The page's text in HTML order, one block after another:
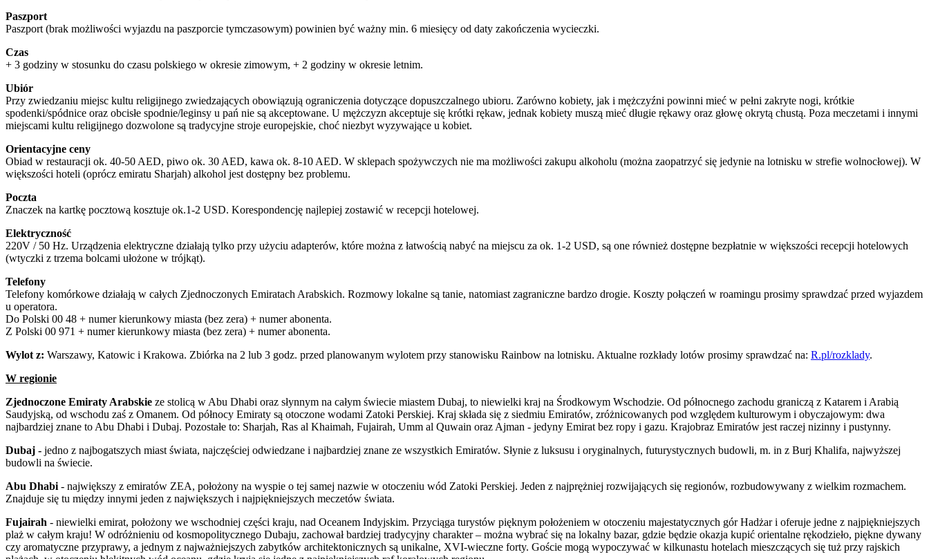
Paszport
Paszport (brak możliwości wyjazdu na paszporcie tymczasowym) powinien być ważny min. 6 miesięcy od daty zakończenia wycieczki.
Czas
+ 3 godziny w stosunku do czasu polskiego w okresie zimowym, + 2 godziny w okresie letnim.
Ubiór
Przy zwiedzaniu miejsc kultu religijnego zwiedzających obowiązują ograniczenia dotyczące dopuszczalnego ubioru. Zarówno kobiety, jak i mężczyźni powinni mieć w pełni zakryte nogi, krótkie
spodenki/spódnice oraz obcisłe spodnie/leginsy u pań nie są akceptowane. U mężczyzn akceptuje się krótki rękaw, jednak kobiety muszą mieć długie rękawy oraz głowę okrytą chustą. Poza meczetami i innymi
miejscami kultu religijnego dozwolone są tradycyjne stroje europejskie, choć niezbyt wyzywające u kobiet.
Orientacyjne ceny
Obiad w restauracji ok. 40-50 AED, piwo ok. 30 AED, kawa ok. 8-10 AED. W sklepach spożywczych nie ma możliwości zakupu alkoholu (można zaopatrzyć się jedynie na lotnisku w strefie wolnocłowej). W
większości hoteli (oprócz emiratu Sharjah) alkohol jest dostępny bez problemu.
Poczta
Znaczek na kartkę pocztową kosztuje ok.1-2 USD. Korespondencję najlepiej zostawić w recepcji hotelowej.
Elektryczność
220V / 50 Hz. Urządzenia elektryczne działają tylko przy użyciu adapterów, które można z łatwością nabyć na miejscu za ok. 1-2 USD, są one również dostępne bezpłatnie w większości recepcji hotelowych
(wtyczki z trzema bolcami ułożone w trójkąt).
Telefony
Telefony komórkowe działają w całych Zjednoczonych Emiratach Arabskich. Rozmowy lokalne są tanie, natomiast zagraniczne bardzo drogie. Koszty połączeń w roamingu prosimy sprawdzać przed wyjazdem
u operatora.
Do Polski 00 48 + numer kierunkowy miasta (bez zera) + numer abonenta.
Z Polski 00 971 + numer kierunkowy miasta (bez zera) + numer abonenta.
Wylot z: Warszawy, Katowic i Krakowa. Zbiórka na 2 lub 3 godz. przed planowanym wylotem przy stanowisku Rainbow na lotnisku. Aktualne rozkłady lotów prosimy sprawdzać na: R.pl/rozklady.
W regionie
Zjednoczone Emiraty Arabskie ze stolicą w Abu Dhabi oraz słynnym na całym świecie miastem Dubaj, to niewielki kraj na Środkowym Wschodzie. Od północnego zachodu graniczą z Katarem i Arabią
Saudyjską, od wschodu zaś z Omanem. Od północy Emiraty są otoczone wodami Zatoki Perskiej. Kraj składa się z siedmiu Emiratów, zróżnicowanych pod względem kulturowym i obyczajowym: dwa
najbardziej znane to Abu Dhabi i Dubaj. Pozostałe to: Sharjah, Ras al Khaimah, Fujairah, Umm al Quwain oraz Ajman - jedyny Emirat bez ropy i gazu. Krajobraz Emiratów jest raczej nizinny i pustynny.
Dubaj - jedno z najbogatszych miast świata, najczęściej odwiedzane i najbardziej znane ze wszystkich Emiratów. Słynie z luksusu i oryginalnych, futurystycznych budowli, m. in z Burj Khalifa, najwyższej
budowli na świecie.
Abu Dhabi - największy z emiratów ZEA, położony na wyspie o tej samej nazwie w otoczeniu wód Zatoki Perskiej. Jeden z najprężniej rozwijających się regionów, rozbudowywany z wielkim rozmachem.
Znajduje się tu między innymi jeden z największych i najpiękniejszych meczetów świata.
Fujairah - niewielki emirat, położony we wschodniej części kraju, nad Oceanem Indyjskim. Przyciąga turystów pięknym położeniem w otoczeniu majestatycznych gór Hadżar i oferuje jedne z najpiękniejszych
plaż w całym kraju! W odróżnieniu od kosmopolitycznego Dubaju, zachował bardziej tradycyjny charakter – można wybrać się na lokalny bazar, gdzie będzie okazja kupić orientalne rękodzieło, piękne dywany
czy aromatyczne przyprawy, a jednym z najważniejszych zabytków architektonicznych są unikalne, XVI-wieczne forty. Goście mogą wypoczywać w kilkunastu hotelach mieszczących się tuż przy rajskich